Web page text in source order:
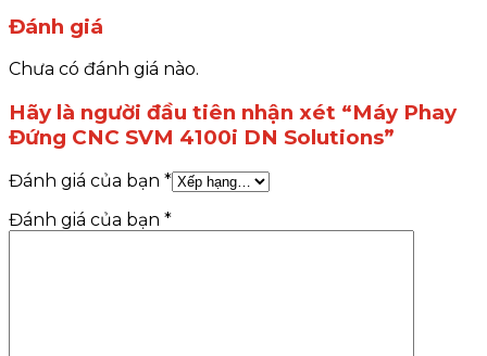
Đánh giá
Chưa có đánh giá nào.
Hãy là người đầu tiên nhận xét “Máy Phay
Đứng CNC SVM 4100i DN Solutions”
Đánh giá của bạn *
Đánh giá của bạn *